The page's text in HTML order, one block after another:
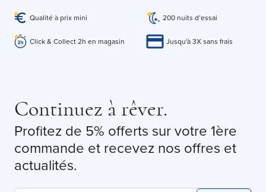
Qualité à prix mini 200 nuits d’essai
Click & Collect 2h en magasin Jusqu'à 3X sans frais
Continuez à rêver.
Profitez de 5% offerts sur votre 1ère
commande et recevez nos offres et
actualités.